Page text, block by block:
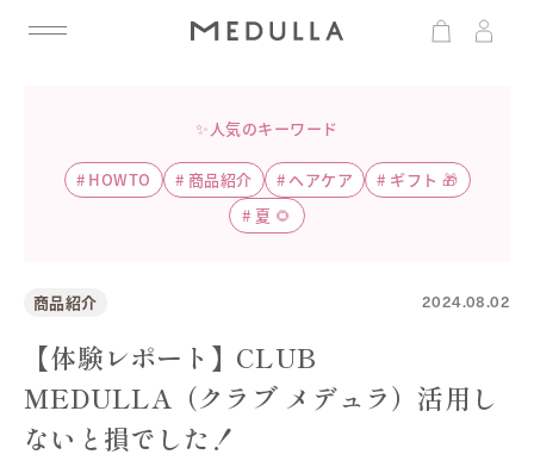
✨人気のキーワード
# HOWTO # 商品紹介 # ヘアケア # ギフト 🎁
# 夏 🌻
商品紹介 2024.08.02
【体験レポート】CLUB
MEDULLA（クラブ メデュラ）活用し
ないと損でした！